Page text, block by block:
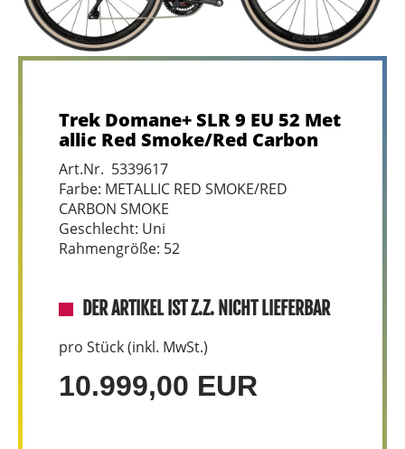
Trek Domane+ SLR 9 EU 52 Met
allic Red Smoke/Red Carbon
Art.Nr. 5339617
Farbe: METALLIC RED SMOKE/RED
CARBON SMOKE
Geschlecht: Uni
Rahmengröße: 52
DER ARTIKEL IST Z.Z. NICHT LIEFERBAR
pro Stück (inkl. MwSt.)
10.999,00 EUR